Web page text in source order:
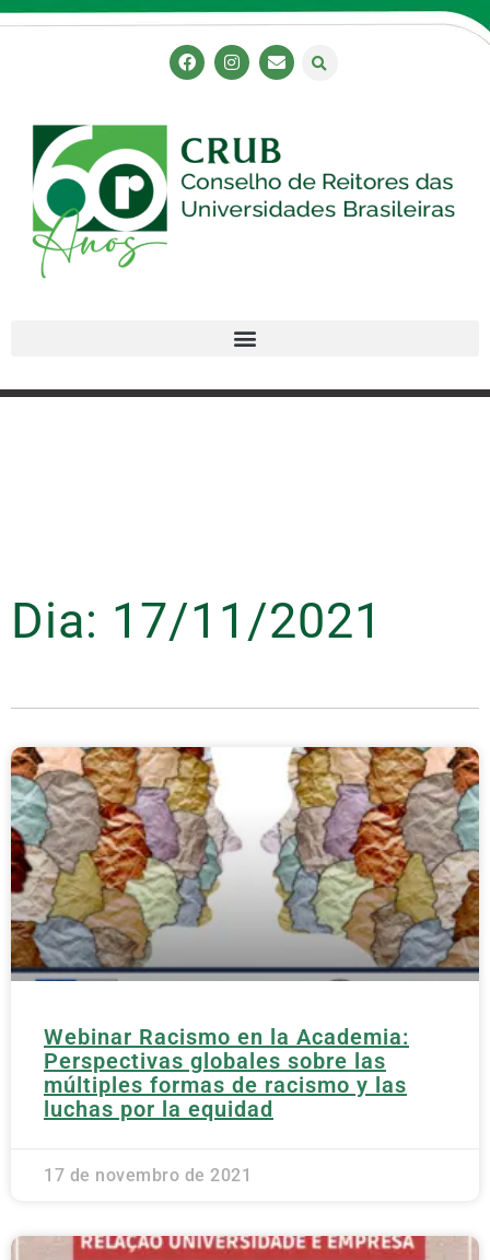
Dia: 17/11/2021
Webinar Racismo en la Academia:
Perspectivas globales sobre las
múltiples formas de racismo y las
luchas por la equidad
17 de novembro de 2021